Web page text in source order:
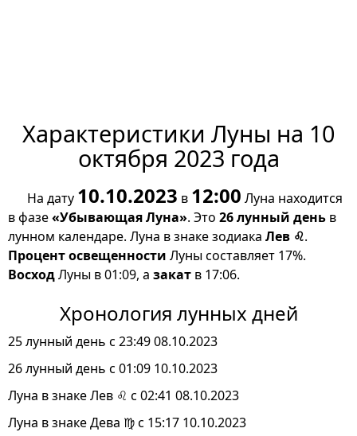
Характеристики Луны на 10
октября 2023 года
На дату 10.10.2023 в 12:00 Луна находится
в фазе«Убывающая Луна». Это 26 лунный день в
лунном календаре. Луна в знаке зодиака Лев ♌.
Процент освещенности Луны составляет 17%.
ВосходЛуны в 01:09, а закат в 17:06.
Хронология лунных дней
25 лунный день с 23:49 08.10.2023
26 лунный день с 01:09 10.10.2023
Луна в знаке Лев ♌ с 02:41 08.10.2023
Луна в знаке Дева ♍ с 15:17 10.10.2023